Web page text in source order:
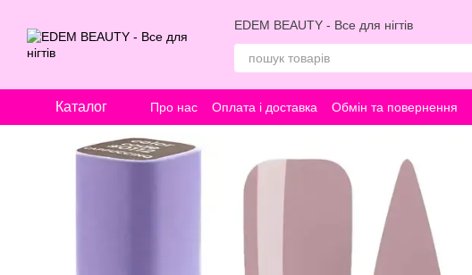
EDEM BEAUTY - Все для нігтів
Каталог Про нас Оплата і доставка Обмін та повернення